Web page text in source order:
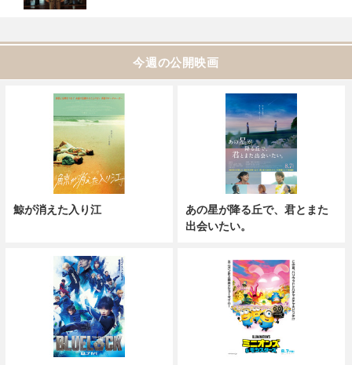
今週の公開映画
鯨が消えた入り江
あの星が降る丘で、君とまた
出会いたい。